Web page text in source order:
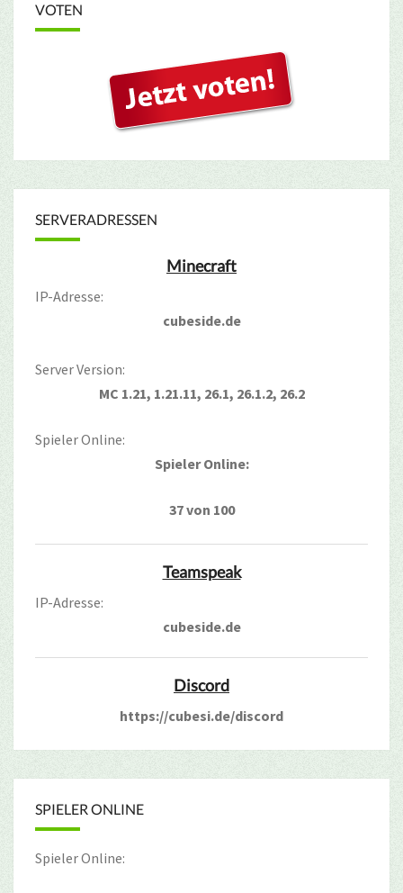
VOTEN
SERVERADRESSEN
Minecraft
IP-Adresse:
cubeside.de
Server Version:
MC 1.21, 1.21.11, 26.1, 26.1.2, 26.2
Spieler Online:
Spieler Online:
37 von 100
Teamspeak
IP-Adresse:
cubeside.de
Discord
https://cubesi.de/discord
SPIELER ONLINE
Spieler Online: